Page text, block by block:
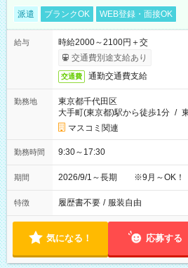
派遣 ブランクOK WEB登録・面接OK
給与
時給2000～2100円＋交
交通費別途支給あり
交通費 通勤交通費支給
勤務地
東京都千代田区
大手町(東京都)駅から徒歩1分 /
マスコミ関連
勤務時間 9:30～17:30
期間 2026/9/1～長期 ※9月～OK！
特徴 履歴書不要 / 服装自由
気になる！ 応募する